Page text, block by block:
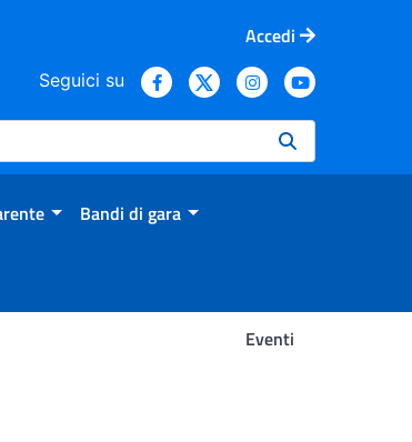
Accedi
Seguici su
Bandi di gara
Eventi